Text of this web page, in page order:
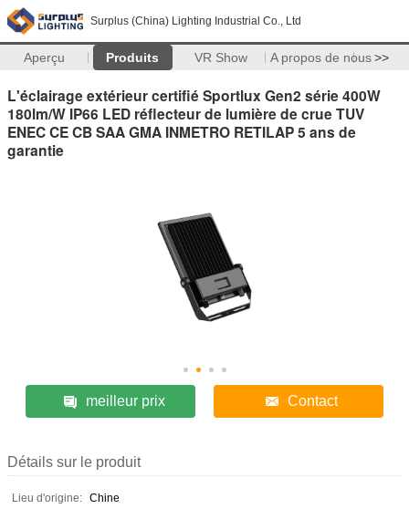
Surplus (China) Lighting Industrial Co., Ltd
Aperçu Produits VR Show A propos de nous>>
L'éclairage extérieur certifié Sportlux Gen2 série 400W
180lm/W IP66 LED réflecteur de lumière de crue TUV
ENEC CE CB SAA GMA INMETRO RETILAP 5 ans de
garantie
meilleur prix Contact
Détails sur le produit
Lieu d'origine: Chine